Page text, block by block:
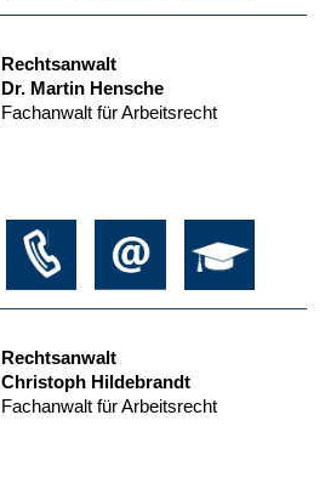
Rechtsanwalt
Dr. Martin Hensche
Fachanwalt für Arbeitsrecht
Rechtsanwalt
Christoph Hildebrandt
Fachanwalt für Arbeitsrecht